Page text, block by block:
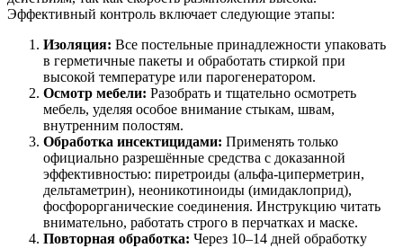
Эффективный контроль включает следующие этапы:
Изоляция: Все постельные принадлежности упаковать
в герметичные пакеты и обработать стиркой при
высокой температуре или парогенератором.
Осмотр мебели: Разобрать и тщательно осмотреть
мебель, уделяя особое внимание стыкам, швам,
внутренним полостям.
Обработка инсектицидами: Применять только
официально разрешённые средства с доказанной
эффективностью: пиретроиды (альфа-циперметрин,
дельтаметрин), неоникотиноиды (имидаклоприд),
фосфорорганические соединения. Инструкцию читать
внимательно, работать строго в перчатках и маске.
Повторная обработка: Через 10–14 дней обработку